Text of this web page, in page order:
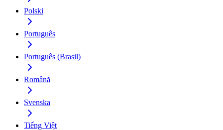
Polski
Português
Português (Brasil)
Română
Svenska
Tiếng Việt